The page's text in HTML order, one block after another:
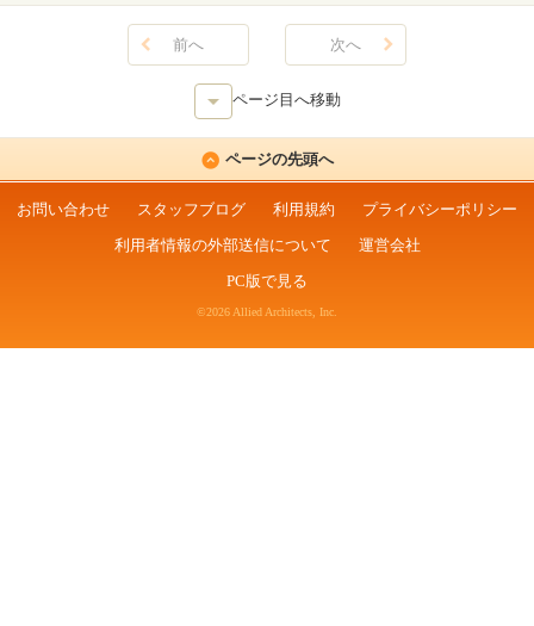
前へ 次へ
ページ目へ移動
ページの先頭へ
お問い合わせ スタッフブログ 利用規約
プライバシーポリシー
利用者情報の外部送信について
運営会社
PC版で見る
©2026 Allied Architects, Inc.